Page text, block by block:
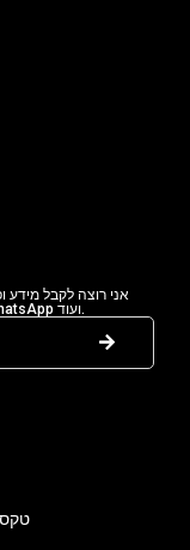
אני רוצה לקבל מידע
התקשורת והטכנולוגיה השונים כגון: דוא"ל/ SMS /WhatsApp ועוד.